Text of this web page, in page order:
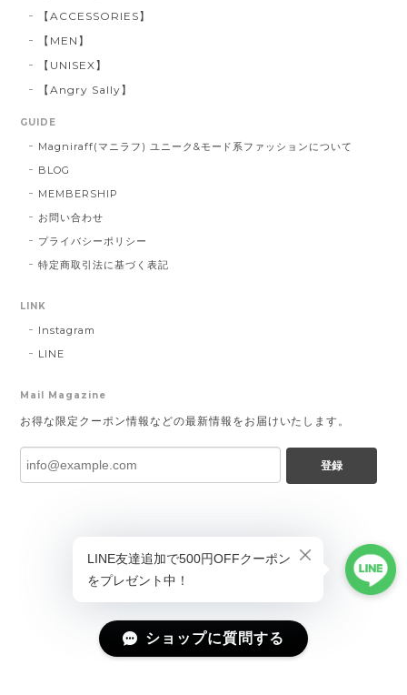
【ACCESSORIES】
【MEN】
【UNISEX】
【Angry Sally】
GUIDE
Magniraff(マニラフ) ユニーク&モード系ファッションについて
BLOG
MEMBERSHIP
お問い合わせ
プライバシーポリシー
特定商取引法に基づく表記
LINK
Instagram
LINE
Mail Magazine
お得な限定クーポン情報などの最新情報をお届けいたします。
登録
ショップに質問する